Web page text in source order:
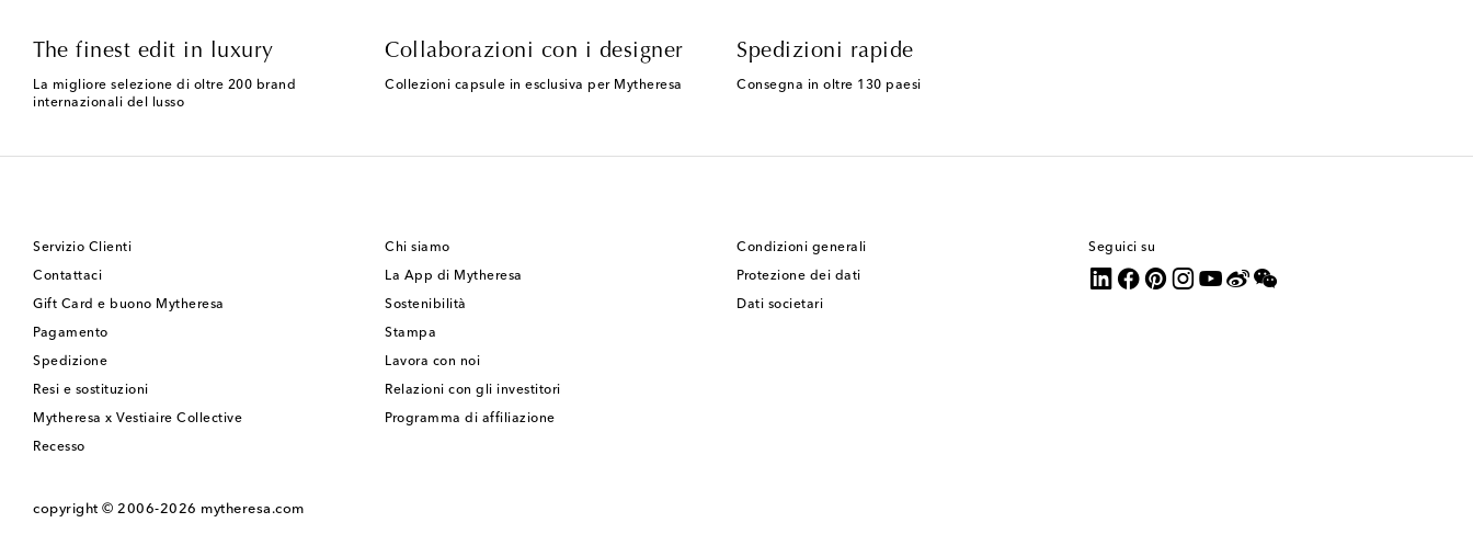
The finest edit in luxury
La migliore selezione di oltre 200 brand
internazionali del lusso
Collaborazioni con i designer
Collezioni capsule in esclusiva per Mytheresa
Spedizioni rapide
Consegna in oltre 130 paesi
Servizio Clienti
Contattaci
Gift Card e buono Mytheresa
Pagamento
Spedizione
Resi e sostituzioni
Mytheresa x Vestiaire Collective
Recesso
Chi siamo
La App di Mytheresa
Sostenibilità
Stampa
Lavora con noi
Relazioni con gli investitori
Programma di affiliazione
Condizioni generali
Protezione dei dati
Dati societari
Seguici su
copyright © 2006-2026 mytheresa.com